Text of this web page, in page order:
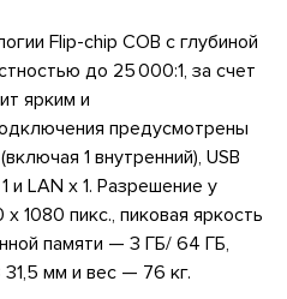
Flip-chip COB с глубиной
до 25 000:1, за счет
ярким и
предусмотрены
1 внутренний), USB
и LAN x 1. Разрешение у
1080 пикс., пиковая яркость
памяти — 3 ГБ/ 64 ГБ,
мм и вес — 76 кг.